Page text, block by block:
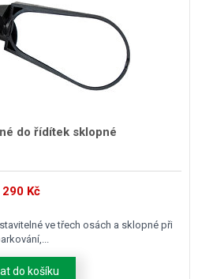
do řídítek sklopné
290 Kč
ve třech osách a sklopné při
do košíku